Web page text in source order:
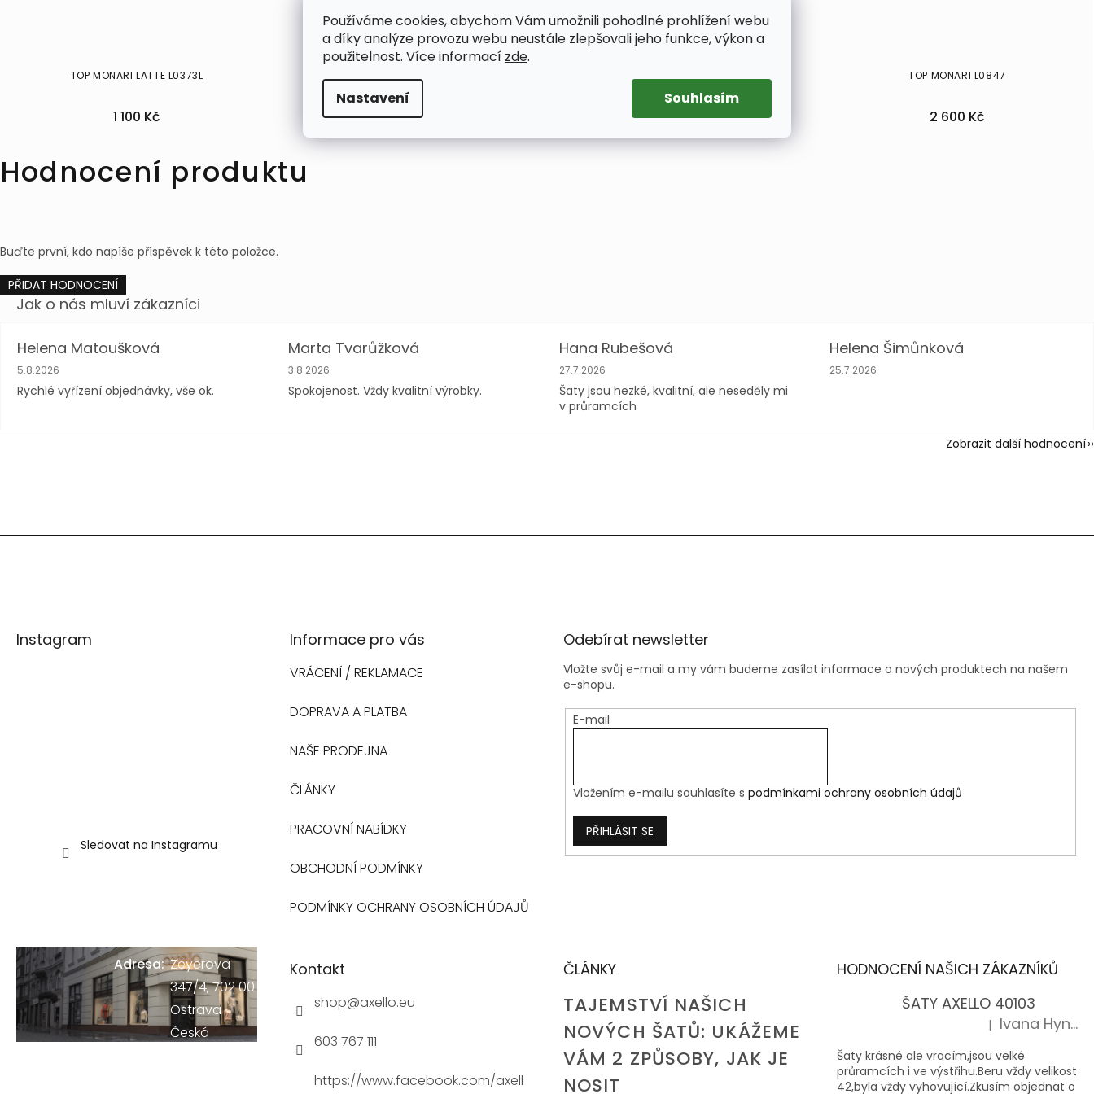
Používáme cookies, abychom Vám umožnili pohodlné prohlížení webu
a díky analýze provozu webu neustále zlepšovali jeho funkce, výkon a
použitelnost. Více informací zde.
Nastavení Souhlasím
TOP MONARI LATTE L0373L
1 100 Kč 2 120 Kč
36 38 40 42
1 860 Kč
38
TOP MONARI L0847
2 600 Kč
Hodnocení produktu
Buďte první, kdo napíše příspěvek k této položce.
PŘIDAT HODNOCENÍ
Helena Matoušková
Hodnocení obchodu je 5 z 5 hvězdiček.
5.8.2026
Rychlé vyřízení objednávky, vše ok.
Marta Tvarůžková
Hodnocení obchodu je 5 z 5 hvězdiček.
3.8.2026
Spokojenost. Vždy kvalitní výrobky.
Hana Rubešová
Hodnocení obchodu je 4 z 5 hvězdiček.
27.7.2026
Šaty jsou hezké, kvalitní, ale neseděly mi
v průramcích
Helena Šimůnková
Hodnocení obchodu je 5 z 5 hvězdiček.
25.7.2026
Zobrazit další hodnocení
pInstagram
Sledovat na Instagramu
Informace pro vás
VRÁCENÍ / REKLAMACE
DOPRAVA A PLATBA
NAŠE PRODEJNA
ČLÁNKY
PRACOVNÍ NABÍDKY
OBCHODNÍ PODMÍNKY
PODMÍNKY OCHRANY OSOBNÍCH ÚDAJŮ
Odebírat newsletter
Vložte svůj e-mail a my vám budeme zasílat informace o nových produktech na našem
e-shopu.
E-mail
Vložením e-mailu souhlasíte s podmínkami ochrany osobních údajů
PŘIHLÁSIT SE
PRODEJNU
Adresa: Zeyerova
347/4, 702 00
Ostrava
Česká
Kontakt
shop@axello.eu
603 767 111
https://www.facebook.com/axell
ČLÁNKY
TAJEMSTVÍ NAŠICH
NOVÝCH ŠATŮ: UKÁŽEME
VÁM 2 ZPŮSOBY, JAK JE
NOSIT
HODNOCENÍ NAŠICH ZÁKAZNÍKŮ
ŠATY AXELLO 40103
Hodnocení produktu je 5 z 5
| Ivana Hynková
Šaty krásné ale vracím,jsou velké
průramcích i ve výstřihu.Beru vždy velikost
42,byla vždy vyhovující.Zkusím objednat o